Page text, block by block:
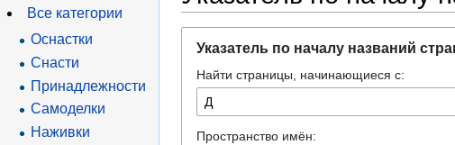
навигации
поиску
Указатель по началу названий
Найти страницы, начинающиеся с:
Пространство имён:
Все категории
Оснастки
Снасти
Принадлежности
Самоделки
Наживки